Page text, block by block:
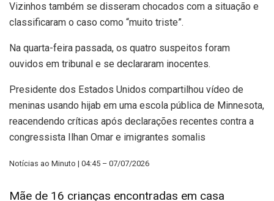
Vizinhos também se disseram chocados com a situação e
classificaram o caso como “muito triste”.
Na quarta-feira passada, os quatro suspeitos foram
ouvidos em tribunal e se declararam inocentes.
Presidente dos Estados Unidos compartilhou vídeo de
meninas usando hijab em uma escola pública de Minnesota,
reacendendo críticas após declarações recentes contra a
congressista Ilhan Omar e imigrantes somalis
Notícias ao Minuto | 04:45 – 07/07/2026
Mãe de 16 crianças encontradas em casa